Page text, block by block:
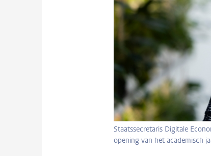
Staatssecretaris Digitale
opening van het academisch